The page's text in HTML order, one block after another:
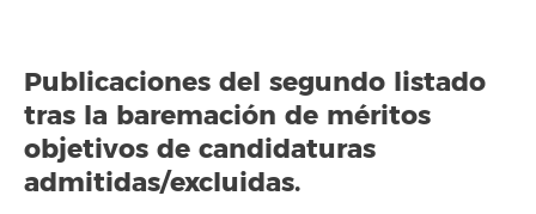
Publicaciones del segundo listado
tras la baremación de méritos
objetivos de candidaturas
admitidas/excluidas.